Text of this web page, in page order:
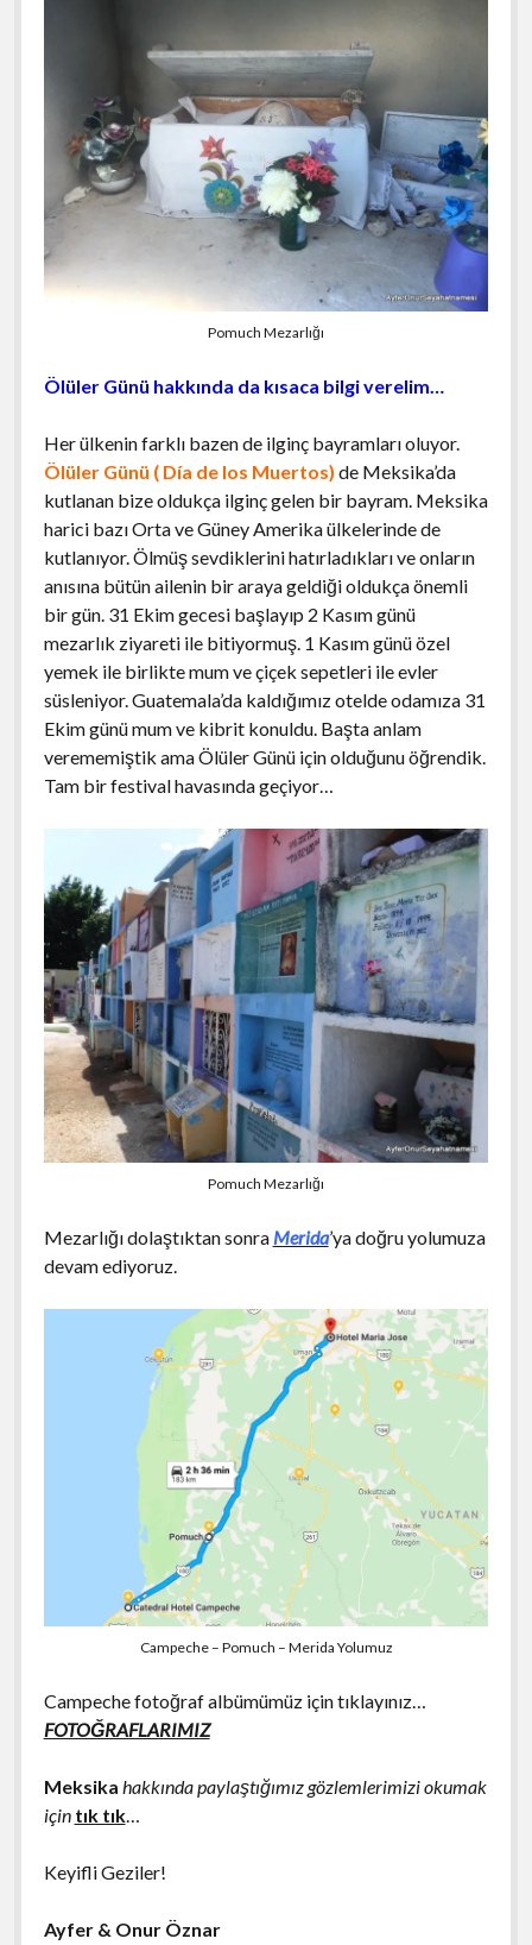
Pomuch Mezarlığı
Ölüler Günü hakkında da kısaca bilgi verelim…
Her ülkenin farklı bazen de ilginç bayramları oluyor.
Ölüler Günü ( Día de los Muertos) de Meksika’da
kutlanan bize oldukça ilginç gelen bir bayram. Meksika
harici bazı Orta ve Güney Amerika ülkelerinde de
kutlanıyor. Ölmüş sevdiklerini hatırladıkları ve onların
anısına bütün ailenin bir araya geldiği oldukça önemli
bir gün. 31 Ekim gecesi başlayıp 2 Kasım günü
mezarlık ziyareti ile bitiyormuş. 1 Kasım günü özel
yemek ile birlikte mum ve çiçek sepetleri ile evler
süsleniyor. Guatemala’da kaldığımız otelde odamıza 31
Ekim günü mum ve kibrit konuldu. Başta anlam
verememiştik ama Ölüler Günü için olduğunu öğrendik.
Tam bir festival havasında geçiyor…
Pomuch Mezarlığı
Mezarlığı dolaştıktan sonra Merida’ya doğru yolumuza
devam ediyoruz.
Campeche – Pomuch – Merida Yolumuz
Campeche fotoğraf albümümüz için tıklayınız…
FOTOĞRAFLARIMIZ
Meksika hakkında paylaştığımız gözlemlerimizi okumak
için tık tık…
Keyifli Geziler!
Ayfer & Onur Öznar